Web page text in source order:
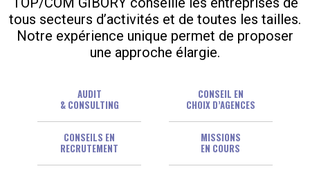
tous secteurs d’activités et de toutes les tailles.
Notre expérience unique permet de proposer
une approche élargie.
AUDIT
& CONSULTING
CONSEIL EN
CHOIX D’AGENCES
CONSEILS EN
RECRUTEMENT
MISSIONS
EN COURS